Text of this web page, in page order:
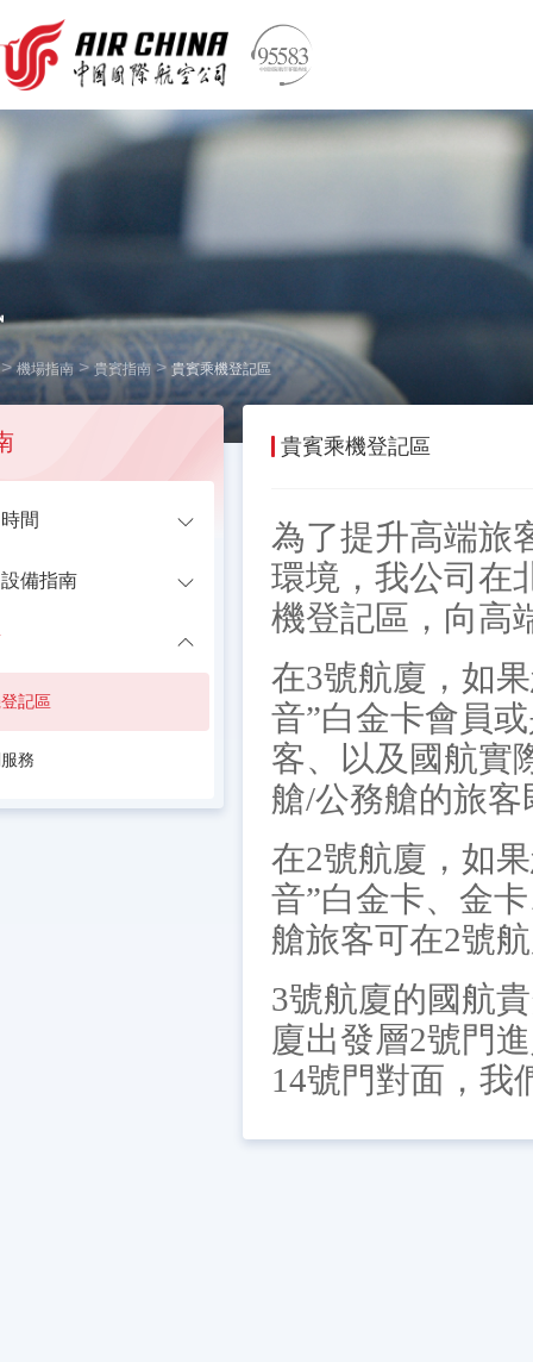
機場指南>貴賓指南>貴賓乘機登記區
間
備指南
記區
務
貴賓乘機登記區
為了提升高端旅
環境，我公司在
機登記區，向高
在3號航廈，如
音”白金卡會員
客、以及國航實
艙/公務艙的旅
在2號航廈，如
音”白金卡、金
艙旅客可在2號
3號航廈的國航
廈出發層2號門
14號門對面，我